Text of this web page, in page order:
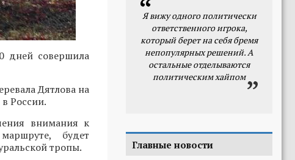
дней совершила
Дятлова на
России.
внимания к
будет
тропы.
Я вижу одного политически
ответственного игрока,
который берет на себя бремя
непопулярных решений. А
остальные отделываются
политическим хайпом
Главные новости